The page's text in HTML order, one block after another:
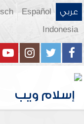
عربي Español
Indonesia